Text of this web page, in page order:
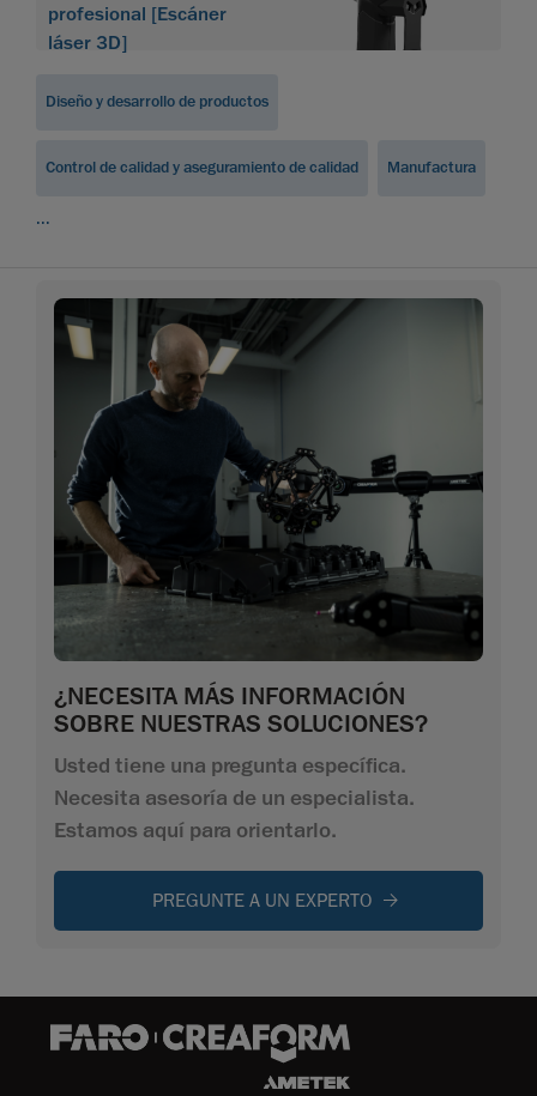
profesional [Escáner
láser 3D]
Diseño y desarrollo de productos
Control de calidad y aseguramiento de calidad Manufactura
...
¿NECESITA MÁS INFORMACIÓN
SOBRE NUESTRAS SOLUCIONES?
Usted tiene una pregunta específica.
Necesita asesoría de un especialista.
Estamos aquí para orientarlo.
PREGUNTE A UN EXPERTO